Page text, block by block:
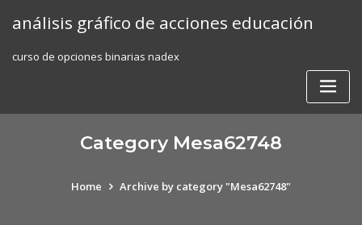
análisis gráfico de acciones educación
curso de opciones binarias nadex
Category Mesa62748
Home Archive by category "Mesa62748"